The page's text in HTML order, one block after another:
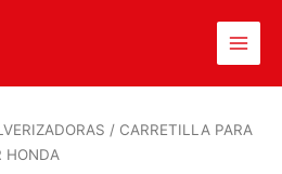
/ CARRETILLA PARA
HONDA